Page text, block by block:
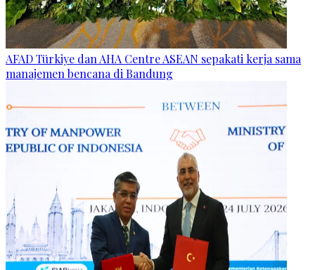
AFAD Türkiye dan AHA Centre ASEAN sepakati kerja sama
manajemen bencana di Bandung